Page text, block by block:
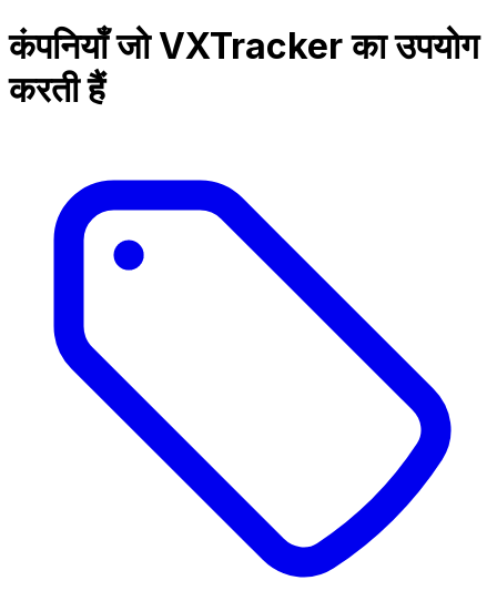
कंपनियाँ जो VXTracker का उपयोग
करती हैं